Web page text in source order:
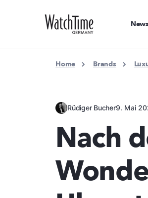
News
Home Brands
Rüdiger Bucher9. Mai
Nach